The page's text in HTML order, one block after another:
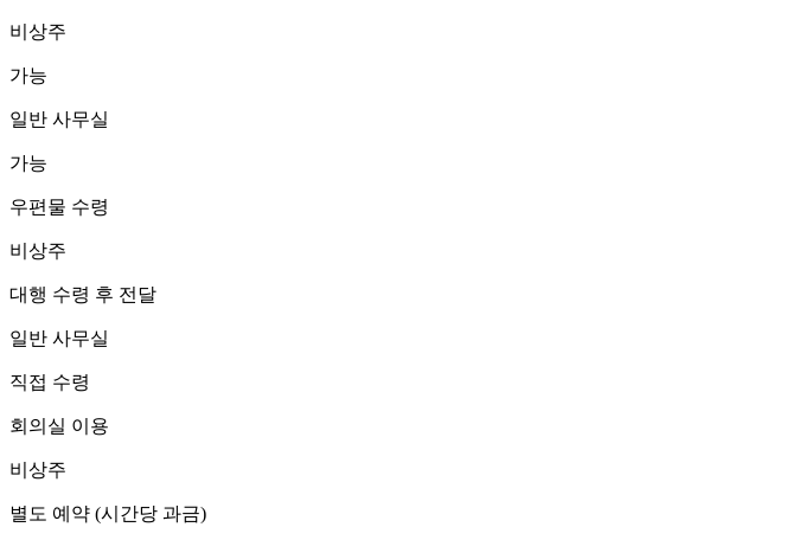
비상주
가능
일반 사무실
가능
우편물 수령
비상주
대행 수령 후 전달
일반 사무실
직접 수령
회의실 이용
비상주
별도 예약 (시간당 과금)